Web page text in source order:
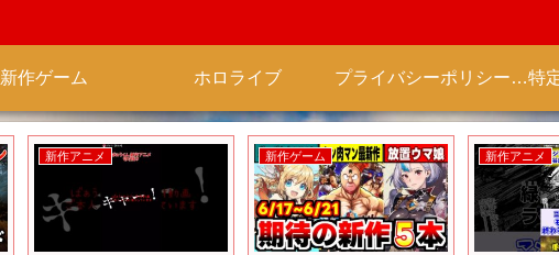
新作ゲーム ホロライブ プライバシーポリシー 【Colorful Creation】
新作アニメ 新作ゲーム 新作アニメ